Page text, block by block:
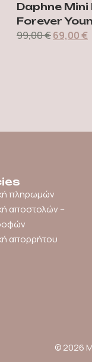
Daphne Mini
Forever
99,00€69,00€
πληρωμών
αποστολών –
απορρήτου
© 2026